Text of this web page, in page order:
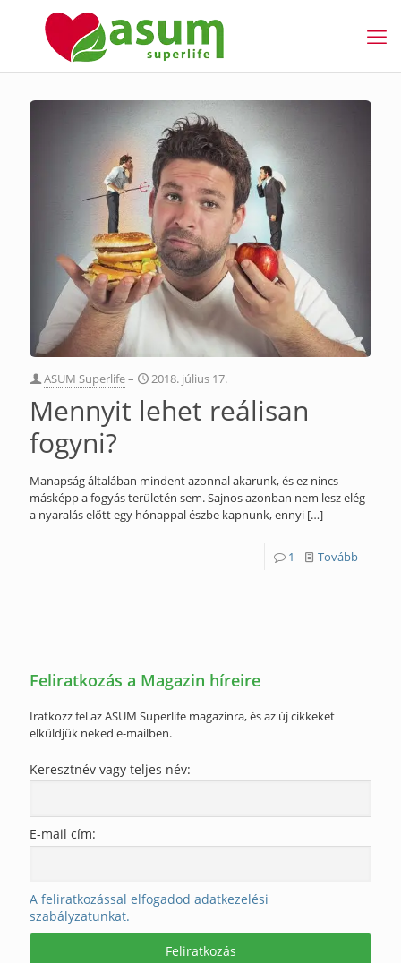
ASUM Superlife– 2018. július 17.
Mennyit lehet reálisan
fogyni?
Manapság általában mindent azonnal akarunk, és ez nincs
másképp a fogyás területén sem. Sajnos azonban nem lesz elég
a nyaralás előtt egy hónappal észbe kapnunk, ennyi […]
1 Tovább
Feliratkozás a Magazin híreire
Iratkozz fel az ASUM Superlife magazinra, és az új cikkeket
elküldjük neked e-mailben.
Keresztnév vagy teljes név:
E-mail cím:
A feliratkozással elfogadod adatkezelési
szabályzatunkat.